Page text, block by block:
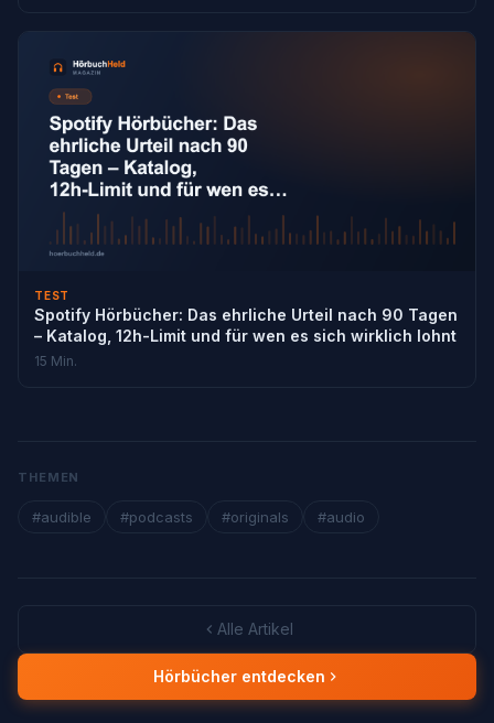
TEST
Spotify Hörbücher: Das ehrliche Urteil nach 90 Tagen
– Katalog, 12h-Limit und für wen es sich wirklich lohnt
15 Min.
THEMEN
#audible #podcasts #originals #audio
Alle Artikel
Hörbücher entdecken